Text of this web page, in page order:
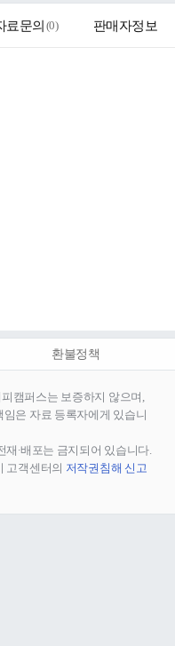
료문의 (0) 판매자정보
환불정책
캠퍼스는 보증하지 않으며,
은 자료 등록자에게 있습니
재∙배포는 금지되어 있습니다.
고객센터의 저작권침해 신고